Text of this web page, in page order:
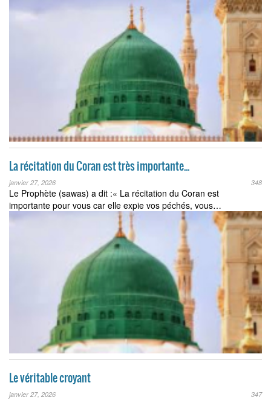
La récitation du Coran est très importante...
janvier 27, 2026 348
Le Prophète (sawas) a dit :« La récitation du Coran est
importante pour vous car elle expie vos péchés, vous…
Le véritable croyant
janvier 27, 2026 347